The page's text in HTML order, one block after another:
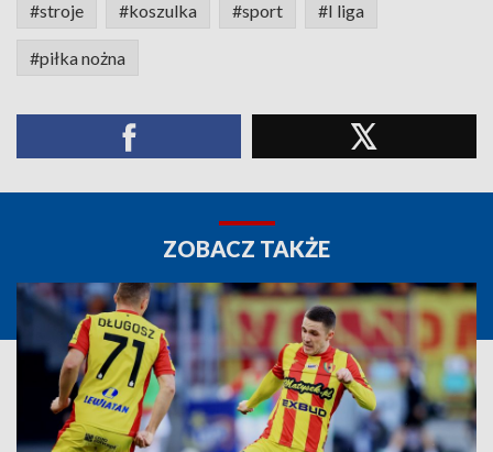
#stroje #koszulka #sport #I liga
#piłka nożna
ZOBACZ TAKŻE